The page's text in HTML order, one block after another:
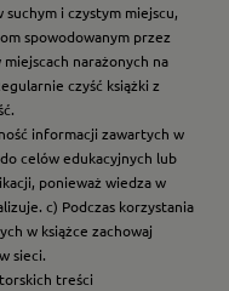
i czystym miejscu,
spowodowanym przez
narażonych na
czyść książki z
informacji zawartych w
celów edukacyjnych lub
ponieważ wiedza w
c) Podczas korzystania
w książce zachowaj
sieci.
treści